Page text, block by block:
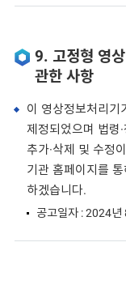
9. 고정형 영상
관한 사항
이 영상정보처리기
제정되었으며 법령
추가·삭제 및 수정
기관 홈페이지를
하겠습니다.
공고일자 : 2024